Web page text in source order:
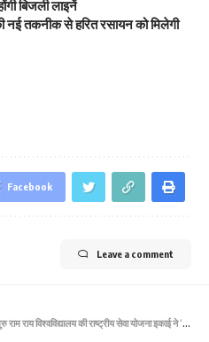
बिजली लाइनें
नई तकनीक से हरित रसायन को मिलेगी
Facebook
Leave a comment
राय विश्वविद्यालय की राष्ट्रीय सेवा योजना इकाई ने ‘हरेला सप्ताह’ में रोपे पौधे